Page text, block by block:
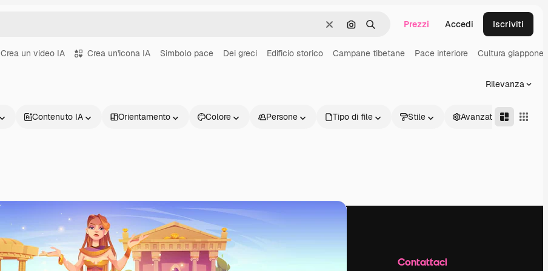
CancellaCerca per immagine
Ricerca Prezzi Accedi Iscriviti
Crea un video IA Crea un'icona IA Simbolo pace Dei greci Edificio storico Campane tibetane Pace interiore Cultura
Rilevanza
Contenuto IA Orientamento Colore Persone Tipo di file Stile Avanzate
Prodotti Inizia Contattaci